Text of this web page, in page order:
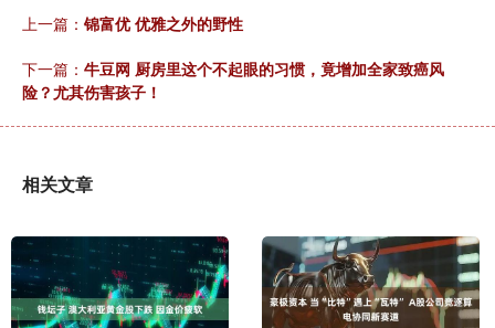
上一篇： 锦富优 优雅之外的野性
下一篇： 牛豆网 厨房里这个不起眼的习惯，竟增加全家致癌风
险？尤其伤害孩子！
相关文章